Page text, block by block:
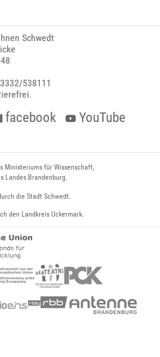
Schwedt
538111
facebook
YouTube
Ministeriums für Wissenschaft,
Landes Brandenburg.
die Stadt Schwedt.
den Landkreis Uckermark.